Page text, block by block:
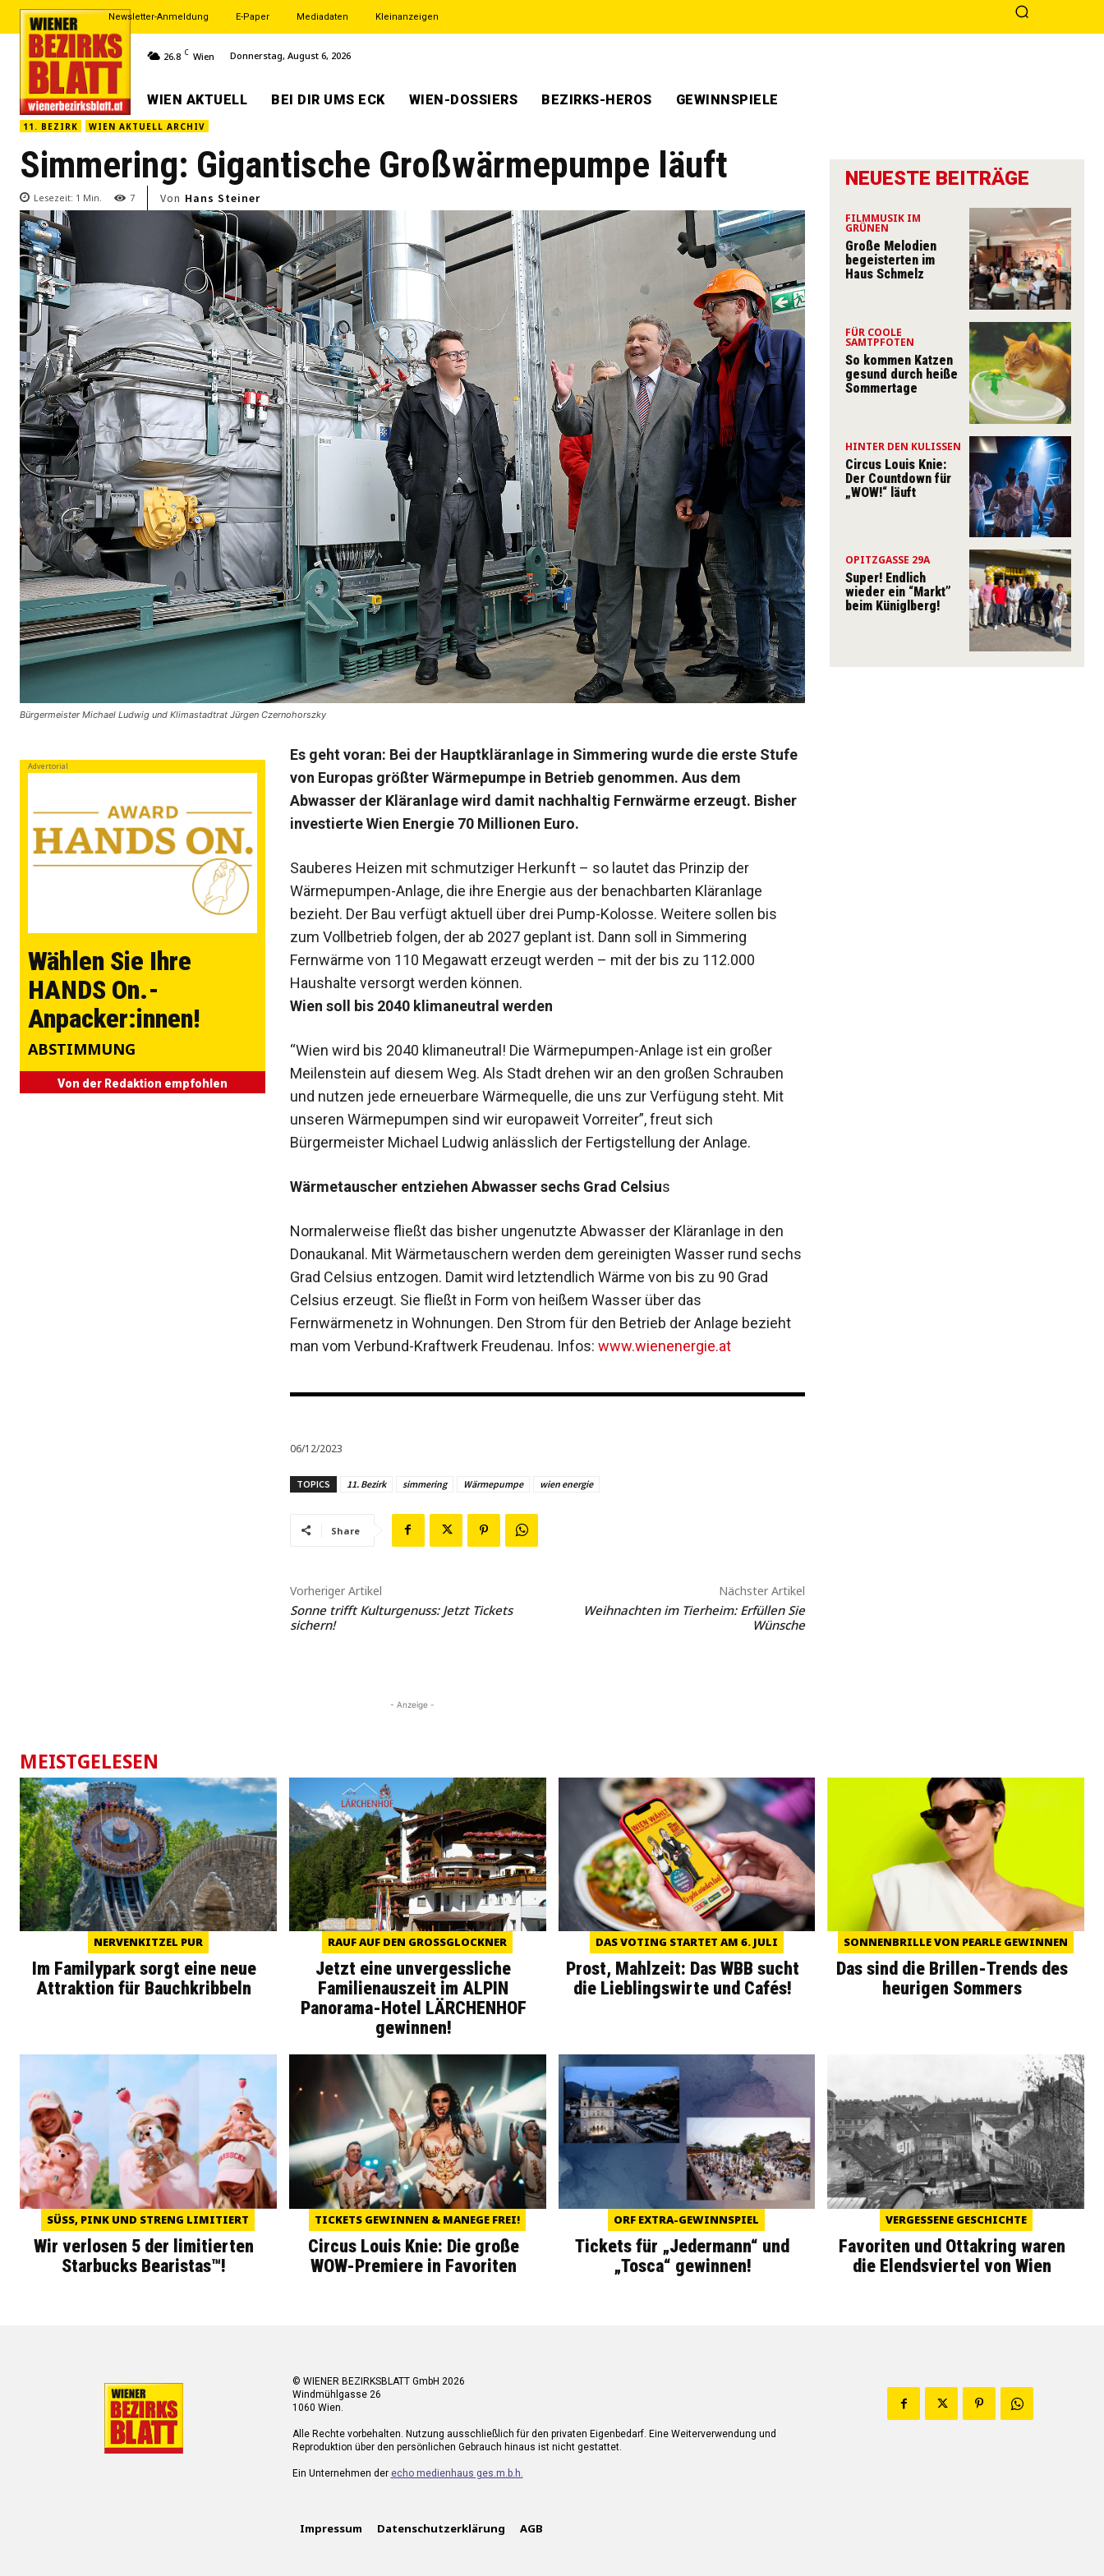
Newsletter-Anmeldung E-Paper Mediadaten Kleinanzeigen
26.8 C Wien Donnerstag, August 6, 2026
WIEN AKTUELL BEI DIR UMS ECK WIEN-DOSSIERS BEZIRKS-HEROS GEWINNSPIELE
11. BEZIRK WIEN AKTUELL ARCHIV
Simmering: Gigantische Großwärmepumpe läuft
Lesezeit: 1 Min. 7 Von Hans Steiner
Bürgermeister Michael Ludwig und Klimastadtrat Jürgen Czernohorszky
Advertorial
Wählen Sie Ihre
HANDS On.-
Anpacker:innen!
ABSTIMMUNG
Von der Redaktion empfohlen
Es geht voran: Bei der Hauptkläranlage in Simmering wurde die erste Stufe
von Europas größter Wärmepumpe in Betrieb genommen. Aus dem
Abwasser der Kläranlage wird damit nachhaltig Fernwärme erzeugt. Bisher
investierte Wien Energie 70 Millionen Euro.
Sauberes Heizen mit schmutziger Herkunft – so lautet das Prinzip der
Wärmepumpen-Anlage, die ihre Energie aus der benachbarten Kläranlage
bezieht. Der Bau verfügt aktuell über drei Pump-Kolosse. Weitere sollen bis
zum Vollbetrieb folgen, der ab 2027 geplant ist. Dann soll in Simmering
Fernwärme von 110 Megawatt erzeugt werden – mit der bis zu 112.000
Haushalte versorgt werden können.
Wien soll bis 2040 klimaneutral werden
“Wien wird bis 2040 klimaneutral! Die Wärmepumpen-Anlage ist ein großer
Meilenstein auf diesem Weg. Als Stadt drehen wir an den großen Schrauben
und nutzen jede erneuerbare Wärmequelle, die uns zur Verfügung steht. Mit
unseren Wärmepumpen sind wir europaweit Vorreiter”, freut sich
Bürgermeister Michael Ludwig anlässlich der Fertigstellung der Anlage.
Wärmetauscher entziehen Abwasser sechs Grad Celsius
Normalerweise fließt das bisher ungenutzte Abwasser der Kläranlage in den
Donaukanal. Mit Wärmetauschern werden dem gereinigten Wasser rund sechs
Grad Celsius entzogen. Damit wird letztendlich Wärme von bis zu 90 Grad
Celsius erzeugt. Sie fließt in Form von heißem Wasser über das
Fernwärmenetz in Wohnungen. Den Strom für den Betrieb der Anlage bezieht
man vom Verbund-Kraftwerk Freudenau. Infos: www.wienenergie.at
06/12/2023
TOPICS 11. Bezirk simmering Wärmepumpe wien energie
Share
Vorheriger Artikel
Sonne trifft Kulturgenuss: Jetzt Tickets
sichern!
Nächster Artikel
Weihnachten im Tierheim: Erfüllen Sie
Wünsche
- Anzeige -
NEUESTE BEITRÄGE
FILMMUSIK IM
GRÜNEN
Große Melodien
begeisterten im
Haus Schmelz
FÜR COOLE
SAMTPFOTEN
So kommen Katzen
gesund durch heiße
Sommertage
HINTER DEN KULISSEN
Circus Louis Knie:
Der Countdown für
„WOW!“ läuft
OPITZGASSE 29A
Super! Endlich
wieder ein “Markt”
beim Küniglberg!
MEISTGELESEN
NERVENKITZEL PUR
Im Familypark sorgt eine neue
Attraktion für Bauchkribbeln
RAUF AUF DEN GROSSGLOCKNER
Jetzt eine unvergessliche
Familienauszeit im ALPIN
Panorama-Hotel LÄRCHENHOF
gewinnen!
DAS VOTING STARTET AM 6. JULI
Prost, Mahlzeit: Das WBB sucht
die Lieblingswirte und Cafés!
SONNENBRILLE VON PEARLE GEWINNEN
Das sind die Brillen-Trends des
heurigen Sommers
SÜSS, PINK UND STRENG LIMITIERT
Wir verlosen 5 der limitierten
Starbucks Bearistas™!
TICKETS GEWINNEN & MANEGE FREI!
Circus Louis Knie: Die große
WOW-Premiere in Favoriten
ORF EXTRA-GEWINNSPIEL
Tickets für „Jedermann“ und
„Tosca“ gewinnen!
VERGESSENE GESCHICHTE
Favoriten und Ottakring waren
die Elendsviertel von Wien
© WIENER BEZIRKSBLATT GmbH 2026
Windmühlgasse 26
1060 Wien.
Alle Rechte vorbehalten. Nutzung ausschließlich für den privaten Eigenbedarf. Eine Weiterverwendung und
Reproduktion über den persönlichen Gebrauch hinaus ist nicht gestattet.
Ein Unternehmen der echo medienhaus ges.m.b.h.
Impressum Datenschutzerklärung AGB